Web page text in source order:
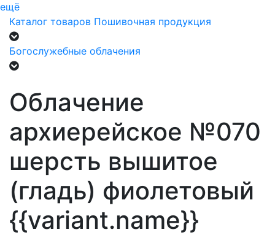
ещё
Каталог товаров Пошивочная продукция
Богослужебные облачения
Облачение
архиерейское №070
шерсть вышитое
(гладь) фиолетовый
{{variant.name}}